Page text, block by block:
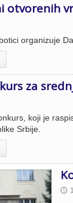
otvorenih
organizuje
za
koji je
Srbije.
🕔